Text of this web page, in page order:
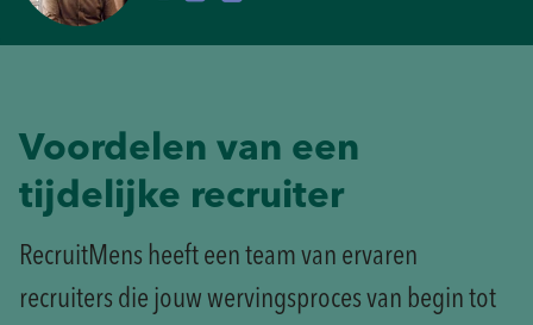
Voordelen van een
tijdelijke recruiter
RecruitMens heeft een team van ervaren
recruiters die jouw wervingsproces van begin tot